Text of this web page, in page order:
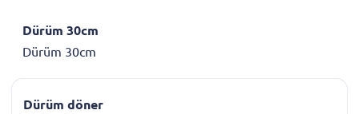
Dürüm 30cm
Dürüm 30cm
Dürüm döner